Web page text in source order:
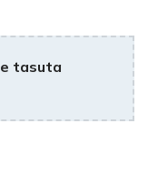
tasuta